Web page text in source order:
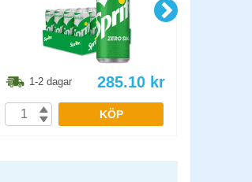
1-2 dagar 285.10 kr
KÖP